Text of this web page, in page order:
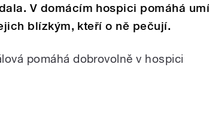
V domácím hospici pomáhá
blízkým, kteří o ně pečují.
pomáhá dobrovolně v hospici